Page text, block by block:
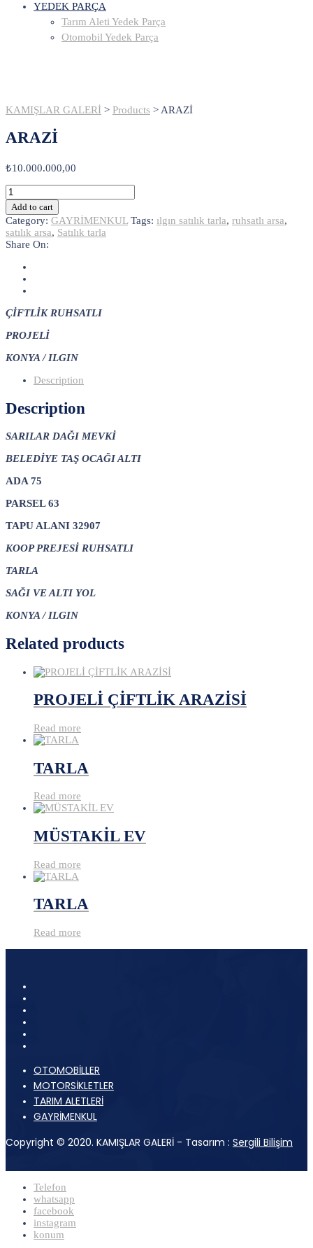
YEDEK PARÇA
Tarım Aleti Yedek Parça
Otomobil Yedek Parça
KAMIŞLAR GALERİ > Products > ARAZİ
ARAZİ
₺10.000.000,00
ARAZİ
quantity
Add to cart
Category: GAYRİMENKUL Tags: ılgın satılık tarla, ruhsatlı arsa,
satılık arsa, Satılık tarla
Share On:
ÇİFTLİK RUHSATLI
PROJELİ
KONYA / ILGIN
Description
Description
SARILAR DAĞI MEVKİ
BELEDİYE TAŞ OCAĞI ALTI
ADA 75
PARSEL 63
TAPU ALANI 32907
KOOP PREJESİ RUHSATLI
TARLA
SAĞI VE ALTI YOL
KONYA / ILGIN
Related products
PROJELİ ÇİFTLİK ARAZİSİ
Read more
TARLA
Read more
MÜSTAKİL EV
Read more
TARLA
Read more
OTOMOBİLLER
MOTORSİKLETLER
TARIM ALETLERİ
GAYRİMENKUL
Copyright © 2020. KAMIŞLAR GALERİ - Tasarım : Sergili Bilişim
Telefon
whatsapp
facebook
instagram
konum